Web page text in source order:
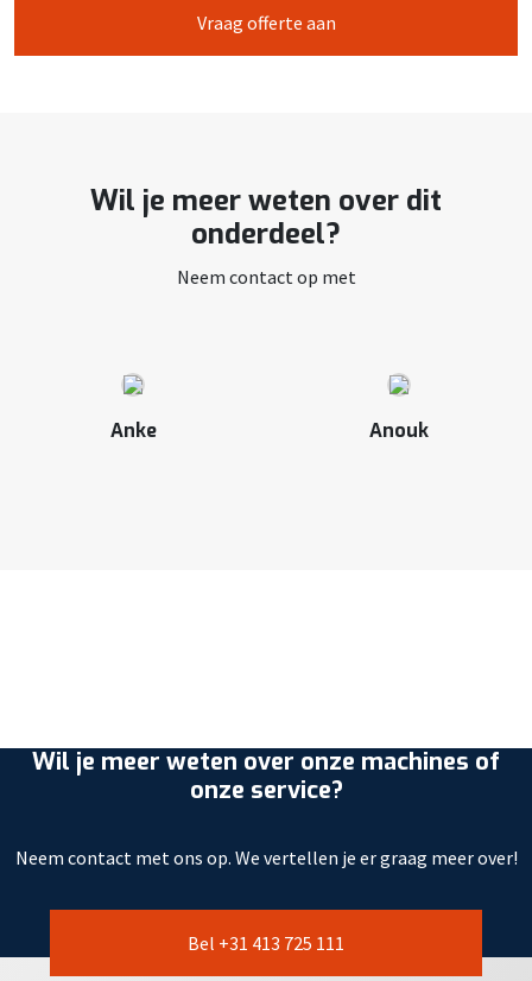
Vraag offerte aan
Wil je meer weten over dit
onderdeel?
Neem contact op met
Anke Anouk
Wil je meer weten over onze machines of
onze service?
Neem contact met ons op. We vertellen je er graag meer over!
Bel +31 413 725 111